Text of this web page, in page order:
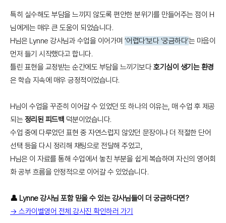
특히 실수해도 부담을 느끼지 않도록 편안한 분위기를 만들어주는 점이 H
님에게는 매우 큰 도움이 되었습니다.
H님은 Lynne 강사님과 수업을 이어가며‘어렵다’보다 ‘궁금하다’는 마음이
먼저 들기 시작했다고 합니다.
틀린 표현을 교정받는 순간에도 부담을 느끼기보다호기심이 생기는 환경
은 학습 지속에 매우 긍정적이었습니다.
H님이 수업을 꾸준히 이어갈 수 있었던 또 하나의 이유는, 매 수업 후 제공
되는 정리된 피드백 덕분이었습니다.
수업 중에 다루었던 표현 중 자연스럽지 않았던 문장이나 더 적절한 단어
선택 등을 다시 정리해 채팅으로 전달해 주었고,
H님은 이 자료를 통해 수업에서 놓친 부분을 쉽게 복습하며 자신의 영어회
화 공부 흐름을 안정적으로 이어갈 수 있었습니다.
👤 Lynne 강사님 포함 믿을 수 있는 강사님들이 더 궁금하다면?
→ 스카이벨영어 전체 강사진 확인하러 가기